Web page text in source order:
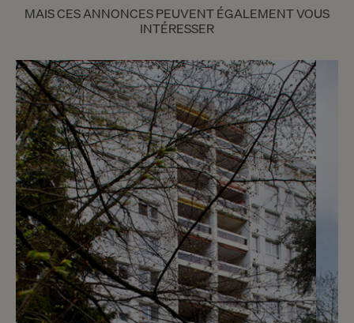
MAIS CES ANNONCES PEUVENT ÉGALEMENT VOUS
INTÉRESSER